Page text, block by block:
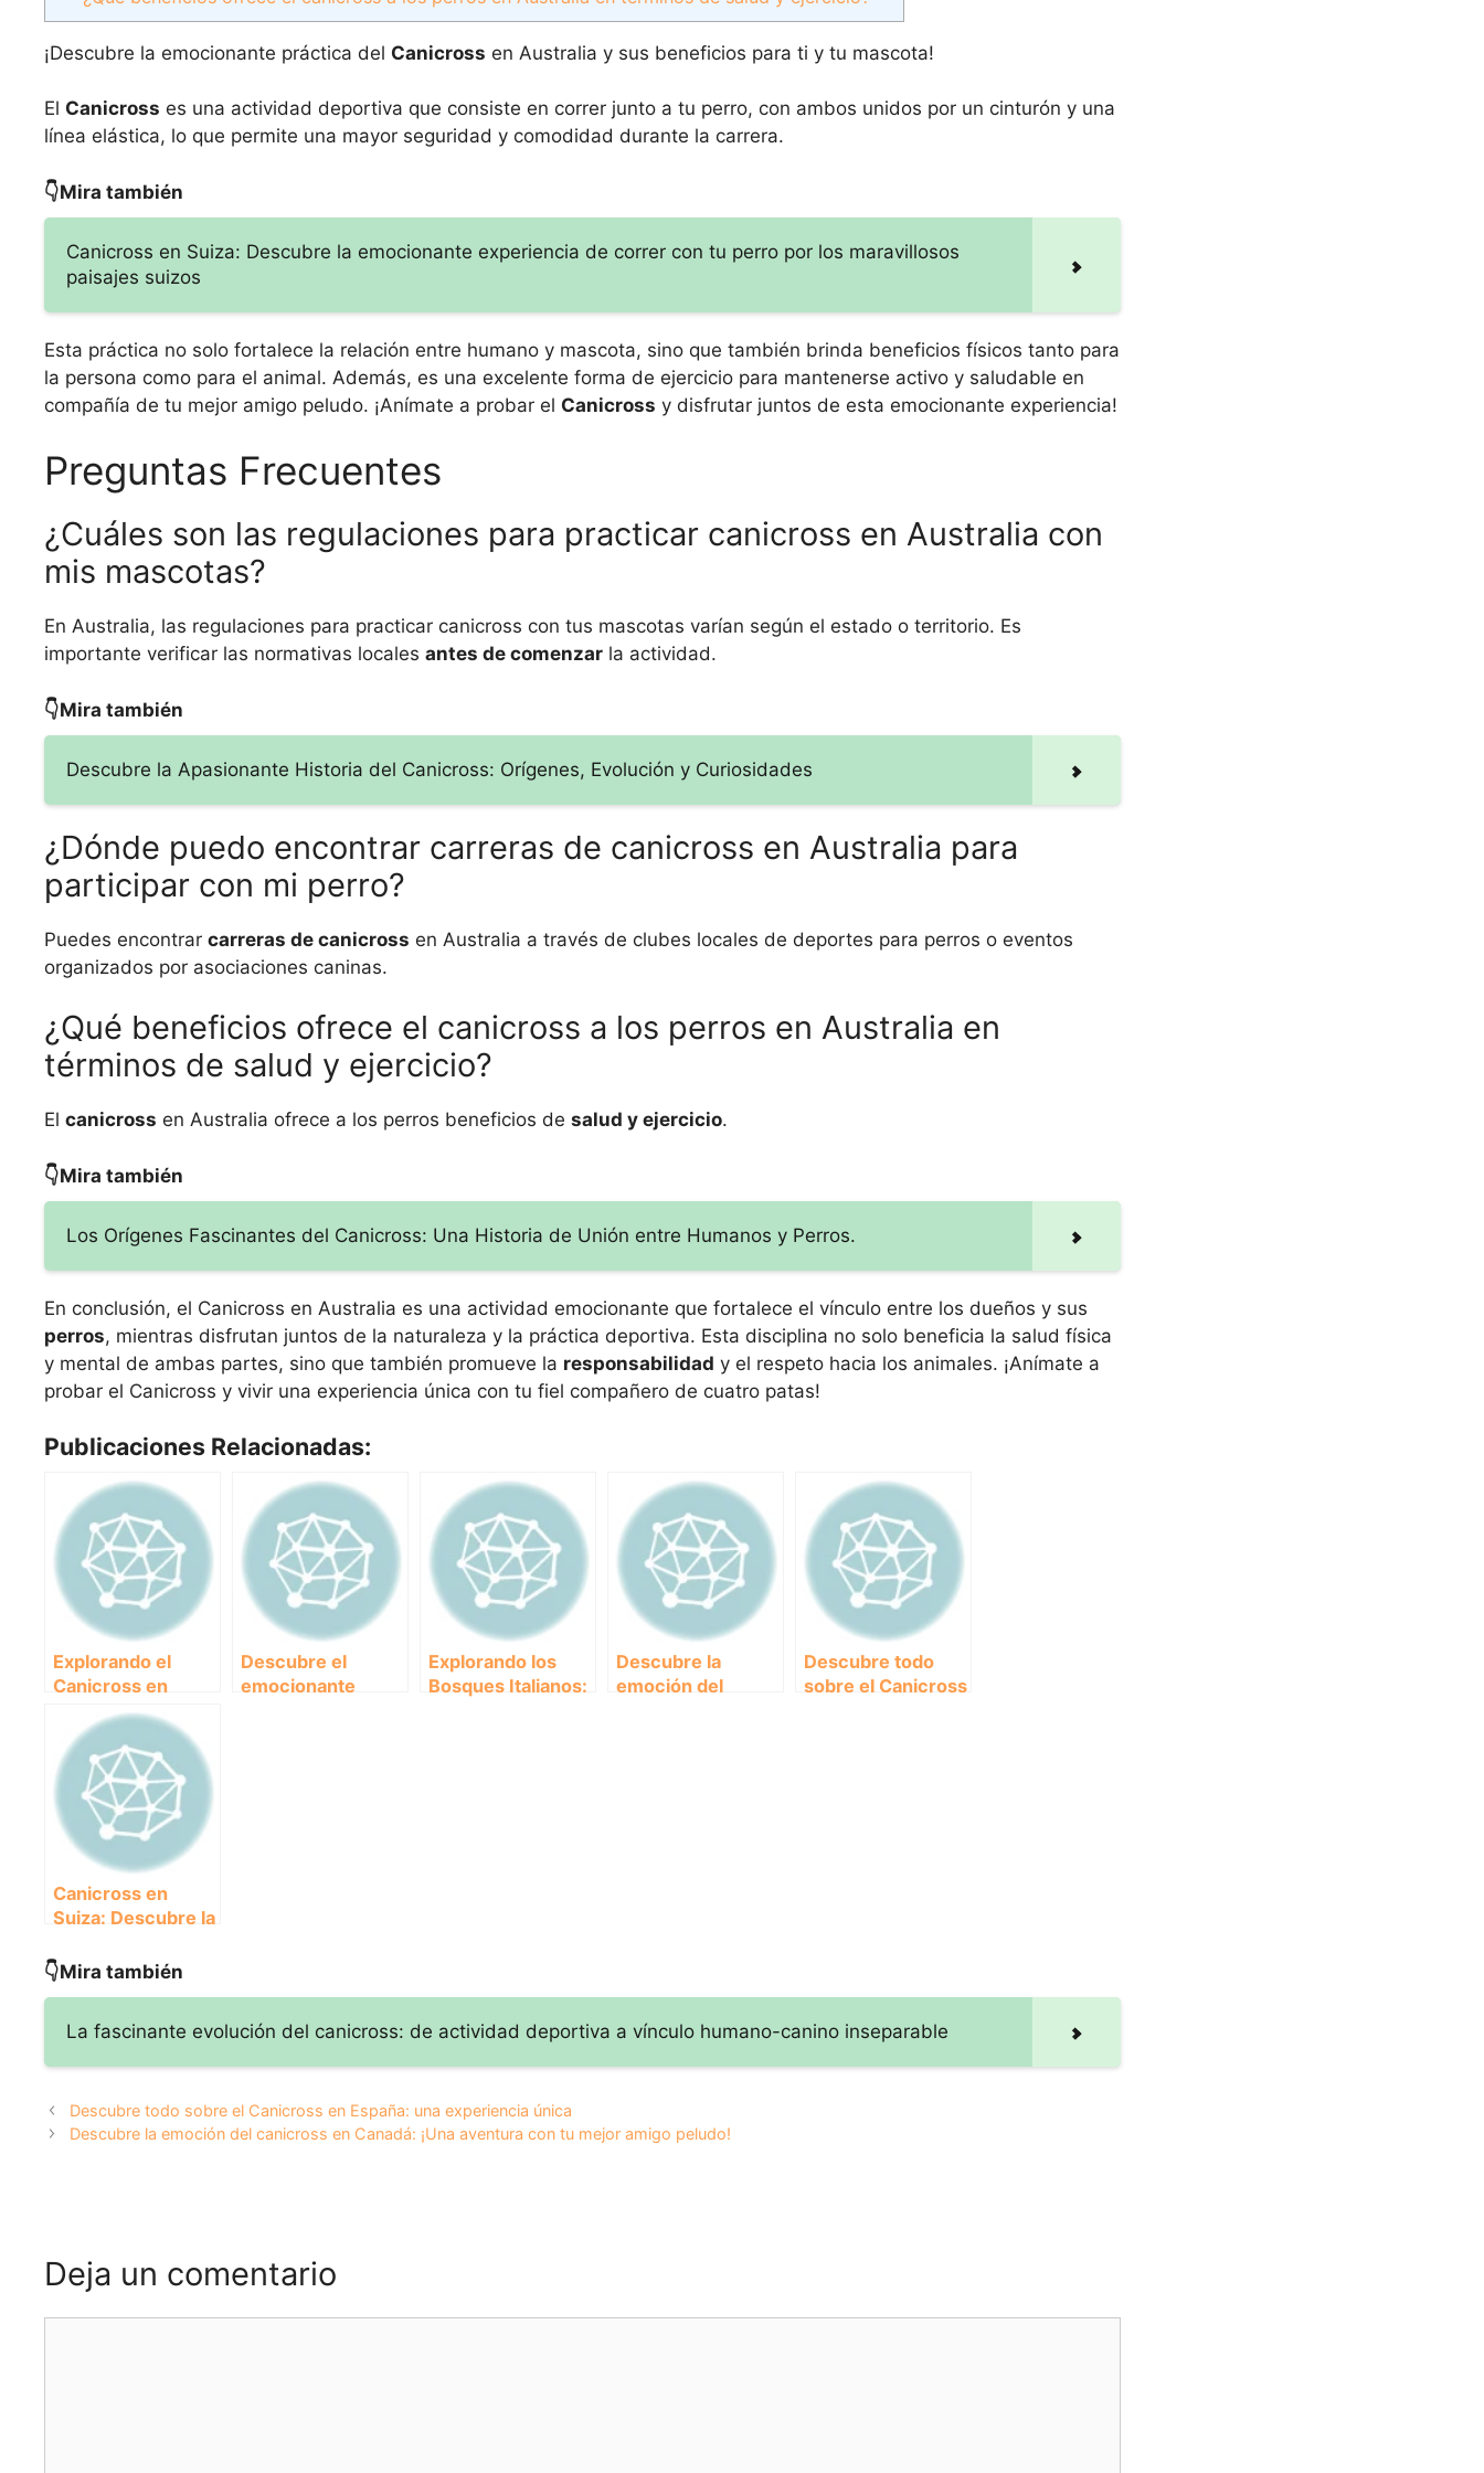
¡Descubre la emocionante práctica del Canicross en Australia y sus beneficios para ti y tu mascota!
El Canicross es una actividad deportiva que consiste en correr junto a tu perro, con ambos unidos por un cinturón y una
línea elástica, lo que permite una mayor seguridad y comodidad durante la carrera.
👇Mira también
Canicross en Suiza: Descubre la emocionante experiencia de correr con tu perro por los maravillosos
paisajes suizos
Esta práctica no solo fortalece la relación entre humano y mascota, sino que también brinda beneficios físicos tanto para
la persona como para el animal. Además, es una excelente forma de ejercicio para mantenerse activo y saludable en
compañía de tu mejor amigo peludo. ¡Anímate a probar el Canicross y disfrutar juntos de esta emocionante experiencia!
Preguntas Frecuentes
¿Cuáles son las regulaciones para practicar canicross en Australia con
mis mascotas?
En Australia, las regulaciones para practicar canicross con tus mascotas varían según el estado o territorio. Es
importante verificar las normativas locales antes de comenzar la actividad.
👇Mira también
Descubre la Apasionante Historia del Canicross: Orígenes, Evolución y Curiosidades
¿Dónde puedo encontrar carreras de canicross en Australia para
participar con mi perro?
Puedes encontrar carreras de canicross en Australia a través de clubes locales de deportes para perros o eventos
organizados por asociaciones caninas.
¿Qué beneficios ofrece el canicross a los perros en Australia en
términos de salud y ejercicio?
El canicross en Australia ofrece a los perros beneficios de salud y ejercicio.
👇Mira también
Los Orígenes Fascinantes del Canicross: Una Historia de Unión entre Humanos y Perros.
En conclusión, el Canicross en Australia es una actividad emocionante que fortalece el vínculo entre los dueños y sus
perros, mientras disfrutan juntos de la naturaleza y la práctica deportiva. Esta disciplina no solo beneficia la salud física
y mental de ambas partes, sino que también promueve la responsabilidad y el respeto hacia los animales. ¡Anímate a
probar el Canicross y vivir una experiencia única con tu fiel compañero de cuatro patas!
Publicaciones Relacionadas:
Explorando el
Canicross en
Francia: Una
aventura única
junto a tu perro
Descubre el
emocionante
Explorando los
Bosques Italianos:
Descubre la
emoción del
Descubre todo
sobre el Canicross
Canicross en
Suiza: Descubre la
experiencia de
maravillosos
paisajes suizos
👇Mira también
La fascinante evolución del canicross: de actividad deportiva a vínculo humano-canino inseparable
Descubre todo sobre el Canicross en España: una experiencia única
Descubre la emoción del canicross en Canadá: ¡Una aventura con tu mejor amigo peludo!
Deja un comentario